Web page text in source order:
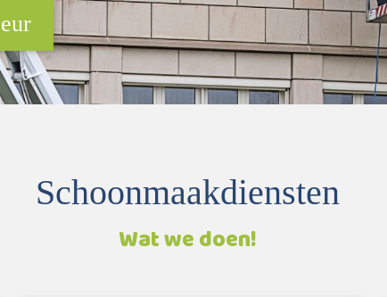
Schoonmaakdiensten
Wat we doen!